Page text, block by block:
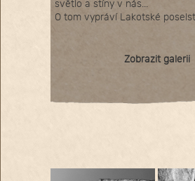
světlo a stíny v nás...
O tom vypráví Lakotské
Zobrazit galerii